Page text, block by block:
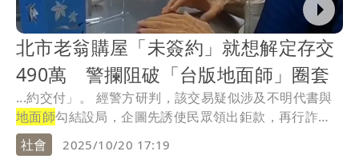
北市老翁購屋「未簽約」就想解定存交
490萬 警攔阻破「台版地面師」圈套
...約交付」。 經警方研判，該交易疑似涉及不明代書與
地面師勾結設局，企圖先誘使民眾領出鉅款，再行詐
取。...
社會 2025/10/20 17:19